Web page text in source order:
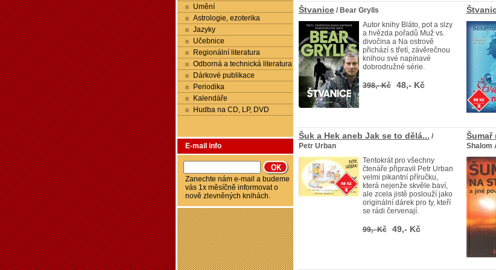
Umění
Astrologie, ezoterika
Jazyky
Učebnice
Regionální literatura
Odborná a technická literatura
Dárkové publikace
Periodika
Kalendáře
Hudba na CD, LP, DVD
E-mail info
Zanechte nám e-mail a budeme
vás 1x měsíčně informovat o
nově zlevněných knihách.
Štvanice/ Bear Grylls
Autor knihy Bláto, pot a slzy
a hvězda pořadů Muž vs.
divočina a Na ostrově
přichází s třetí, závěrečnou
knihou své napínavé
dobrodružné série.
398,- Kč 48,- Kč
Šuk a Hek aneb Jak se to dělá... /
Petr Urban
Tentokrát pro všechny
čtenáře připravil Petr Urban
velmi pikantní příručku,
která nejenže skvěle baví,
ale zcela jistě poslouží jako
originální dárek pro ty, kteří
se rádi červenají.
99,- Kč 49,- Kč
Šumař
Shalom